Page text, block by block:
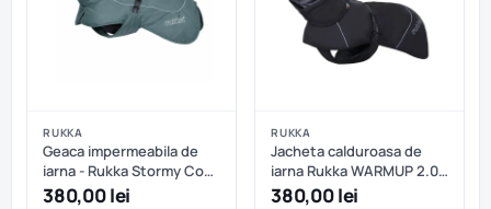
RUKKA
Geaca impermeabila de
iarna - Rukka Stormy Coat
- Dark Agave - 55 cm
380,00 lei
RUKKA
Jacheta calduroasa de
iarna Rukka WARMUP 2.0
COAT - 40 cm - Dark
380,00 lei